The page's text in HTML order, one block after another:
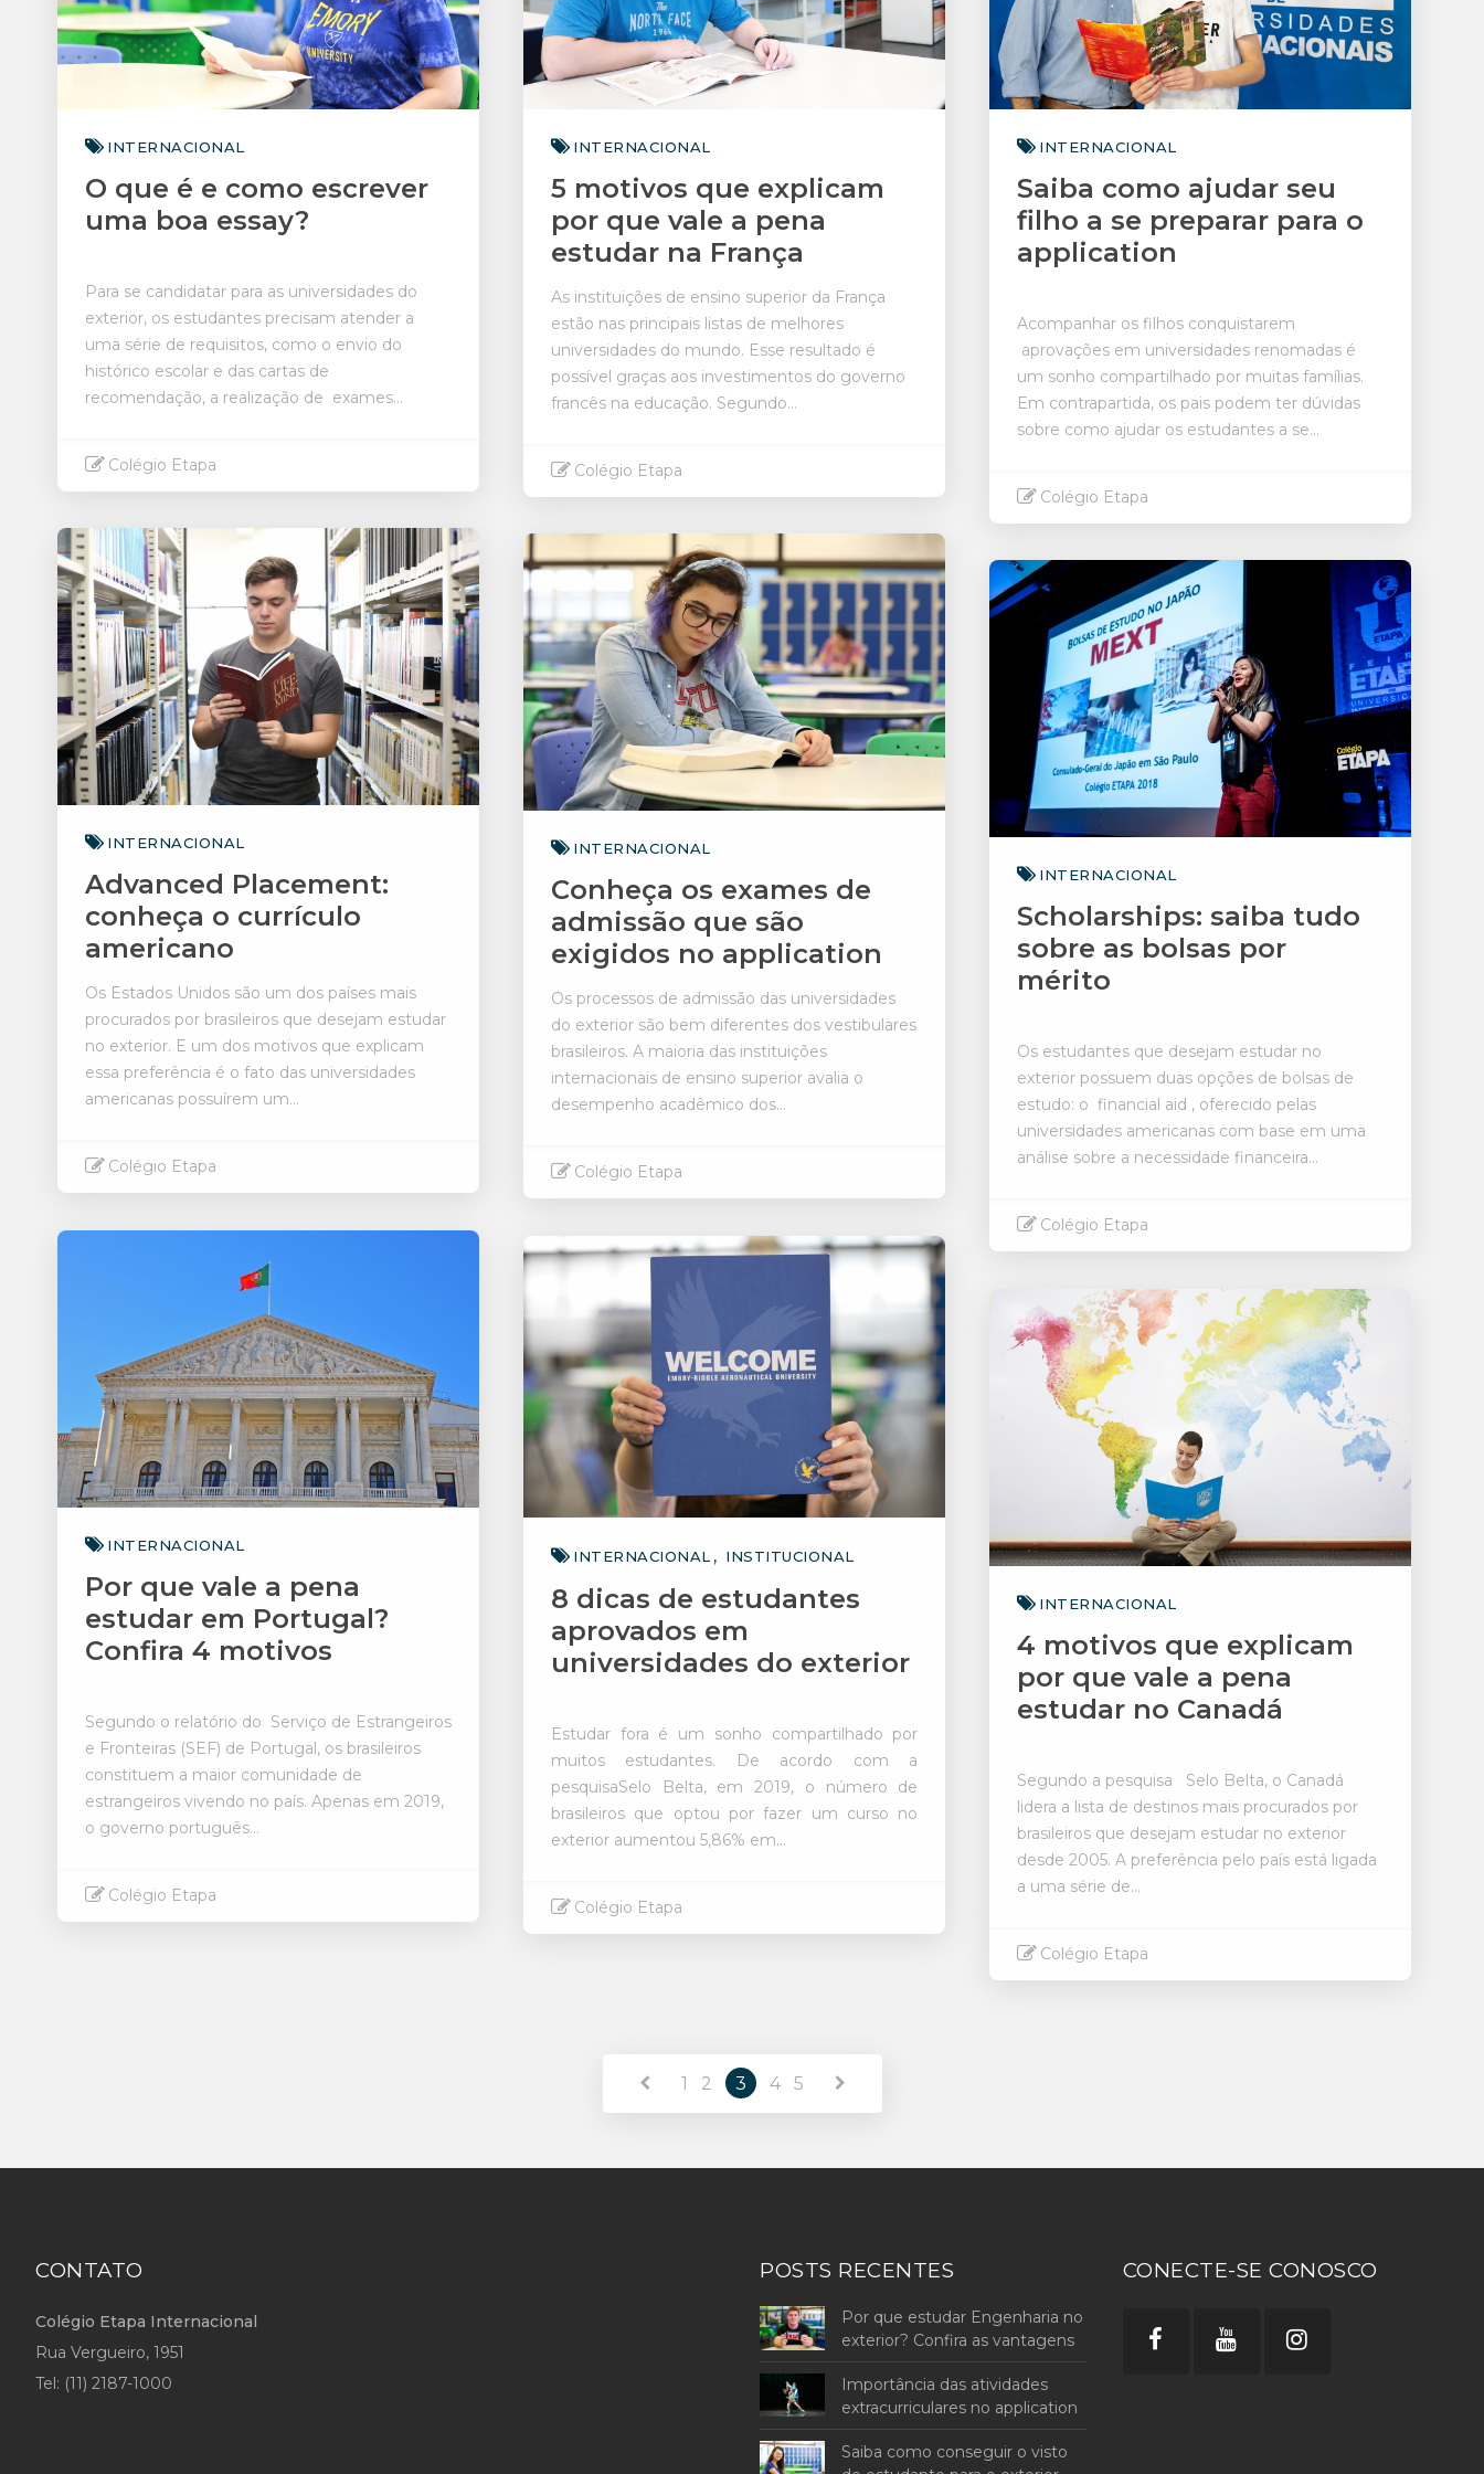
INTERNACIONAL
O que é e como escrever
uma boa essay?
Para se candidatar para as universidades do
exterior, os estudantes precisam atender a
uma série de requisitos, como o envio do
histórico escolar e das cartas de
recomendação, a realização de exames...
Colégio Etapa
INTERNACIONAL
5 motivos que explicam
por que vale a pena
estudar na França
As instituições de ensino superior da França
estão nas principais listas de melhores
universidades do mundo. Esse resultado é
possível graças aos investimentos do governo
francês na educação. Segundo...
Colégio Etapa
INTERNACIONAL
Saiba como ajudar seu
filho a se preparar para o
application
Acompanhar os filhos conquistarem
aprovações em universidades renomadas é
um sonho compartilhado por muitas famílias.
Em contrapartida, os pais podem ter dúvidas
sobre como ajudar os estudantes a se...
Colégio Etapa
INTERNACIONAL
Advanced Placement:
conheça o currículo
americano
Os Estados Unidos são um dos países mais
procurados por brasileiros que desejam estudar
no exterior. E um dos motivos que explicam
essa preferência é o fato das universidades
americanas possuírem um...
Colégio Etapa
INTERNACIONAL
Conheça os exames de
admissão que são
exigidos no application
Os processos de admissão das universidades
do exterior são bem diferentes dos vestibulares
brasileiros. A maioria das instituições
internacionais de ensino superior avalia o
desempenho acadêmico dos...
Colégio Etapa
INTERNACIONAL
Scholarships: saiba tudo
sobre as bolsas por
mérito
Os estudantes que desejam estudar no
exterior possuem duas opções de bolsas de
estudo: o financial aid , oferecido pelas
universidades americanas com base em uma
análise sobre a necessidade financeira...
Colégio Etapa
INTERNACIONAL
Por que vale a pena
estudar em Portugal?
Confira 4 motivos
Segundo o relatório do Serviço de Estrangeiros
e Fronteiras (SEF) de Portugal, os brasileiros
constituem a maior comunidade de
estrangeiros vivendo no país. Apenas em 2019,
o governo português...
Colégio Etapa
INTERNACIONAL INSTITUCIONAL
8 dicas de estudantes
aprovados em
universidades do exterior
Estudar fora é um sonho compartilhado por
muitos estudantes. De acordo com a
pesquisaSelo Belta, em 2019, o número de
brasileiros que optou por fazer um curso no
exterior aumentou 5,86% em...
Colégio Etapa
INTERNACIONAL
4 motivos que explicam
por que vale a pena
estudar no Canadá
Segundo a pesquisa Selo Belta, o Canadá
lidera a lista de destinos mais procurados por
brasileiros que desejam estudar no exterior
desde 2005. A preferência pelo país está ligada
a uma série de...
Colégio Etapa
1 2 3 4 5
CONTATO
Colégio Etapa Internacional
Rua Vergueiro, 1951
Tel: (11) 2187-1000
POSTS RECENTES
Por que estudar Engenharia no
exterior? Confira as vantagens
Importância das atividades
extracurriculares no application
Saiba como conseguir o visto
CONECTE-SE CONOSCO